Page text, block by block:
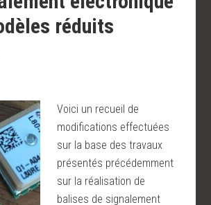
réduits
Voici un recueil de
modifications effectuées
sur la base des travaux
présentés précédemment
sur la réalisation de
balises de signalement